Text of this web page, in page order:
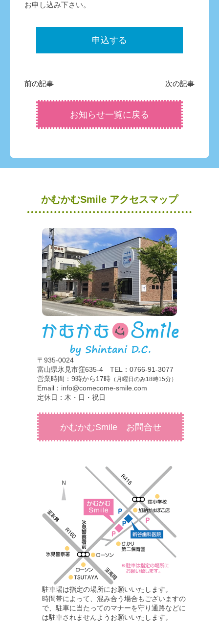
お申し込み下さい。
申込する
前の記事 次の記事
お知らせ一覧に戻る
かむかむSmile アクセスマップ
〒935-0024
富山県氷見市窪635-4 TEL：0766-91-3077
営業時間：9時から17時 （月曜日のみ18時15分）
Email：info@comecome-smile.com
定休日：木・日・祝日
かむかむSmile お問合せ
駐車場は指定の場所にお願いいたします。
時間帯によって、混み合う場合もございますの
で、駐車に当たってのマナーを守り通路などに
は駐車されませんようお願いいたします。